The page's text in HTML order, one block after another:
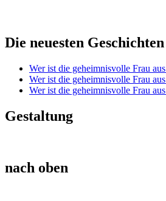
Die neuesten Geschichten
Wer ist die geheimnisvolle Frau
Wer ist die geheimnisvolle Frau
Wer ist die geheimnisvolle Frau
Gestaltung
nach oben